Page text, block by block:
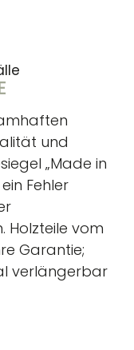
und
„Made in
Fehler
Holzteile vom
Garantie;
verlängerbar